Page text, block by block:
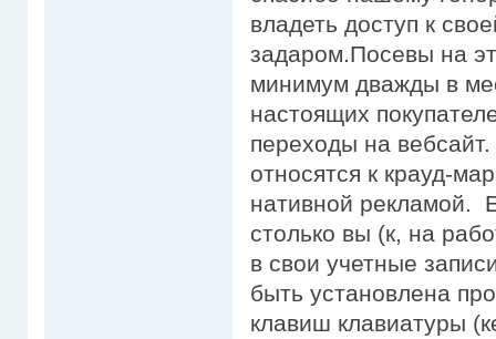
владеть доступ к
задаром.Посевы на
минимум дважды в
настоящих
переходы на
относятся к крауд-
нативной рекламой.
столько вы (к, на
в свои учетные
быть установлена
клавиш клавиатуры